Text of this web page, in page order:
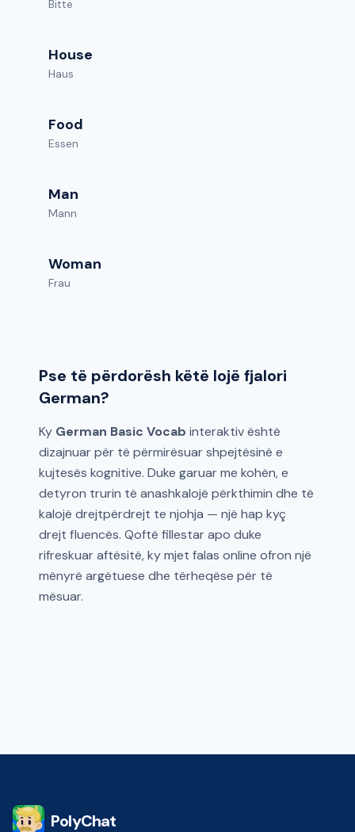
Bitte
House
Haus
Food
Essen
Man
Mann
Woman
Frau
Pse të përdorësh këtë lojë fjalori
German?
Ky German Basic Vocab interaktiv është
dizajnuar për të përmirësuar shpejtësinë e
kujtesës kognitive. Duke garuar me kohën, e
detyron trurin të anashkalojë përkthimin dhe të
kalojë drejtpërdrejt te njohja — një hap kyç
drejt fluencës. Qoftë fillestar apo duke
rifreskuar aftësitë, ky mjet falas online ofron një
mënyrë argëtuese dhe tërheqëse për të
mësuar.
PolyChat